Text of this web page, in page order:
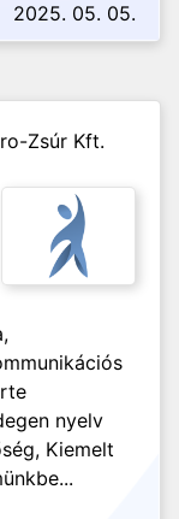
2025. 05. 05.
Zsúr Kft.
nyelv
Kiemelt